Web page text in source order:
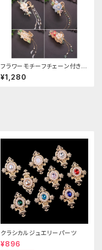
フラワーモチーフチェーン付きヘ
アクリップ
¥1,280
クラシカルジュエリーパーツ
¥896